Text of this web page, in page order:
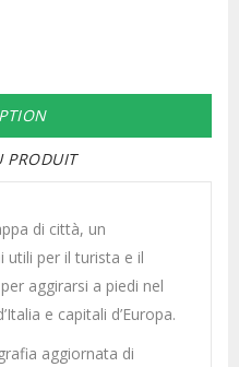
PRODUIT
di città, un
utili per il turista e il
aggirarsi a piedi nel
e capitali d’Europa.
aggiornata di